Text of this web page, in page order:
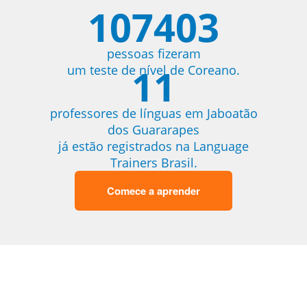
107403
pessoas fizeram
um teste de nível de Coreano.
11
professores de línguas em Jaboatão
dos Guararapes
já estão registrados na Language
Trainers Brasil.
Comece a aprender